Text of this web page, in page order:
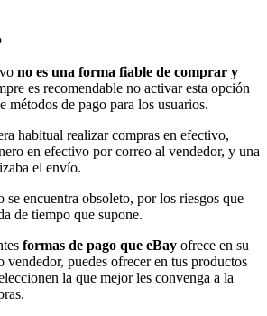
no es una forma fiable de comprar y
es recomendable no activar esta opción
métodos de pago para los usuarios.
habitual realizar compras en efectivo,
en efectivo por correo al vendedor, y una
el envío.
se encuentra obsoleto, por los riesgos que
de tiempo que supone.
formas de pago que eBay ofrece en su
vendedor, puedes ofrecer en tus productos
la que mejor les convenga a la